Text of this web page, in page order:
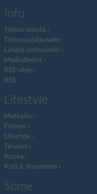
Info
Tietoa meistä
Tietosuojalauseke
Lähetä uutisvinkki
Mediatiedot
RSS-ohje
RSS
Lifestyle
Matkailu
Fitness
Lifestyle
Terveys
Ruoka
Koti & Asuminen
Some